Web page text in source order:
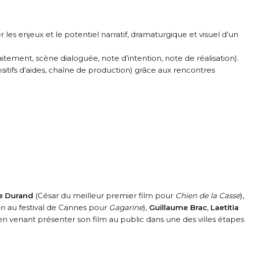
enjeux et le potentiel narratif, dramaturgique et visuel d’un
scène dialoguée, note d’intention, note de réalisation).
d’aides, chaîne de production) grâce aux rencontres
Durand (César du meilleur premier film pour Chien de la Casse),
au festival de Cannes pour Gagarine), Guillaume Brac, Laetitia
venant présenter son film au public dans une des villes étapes